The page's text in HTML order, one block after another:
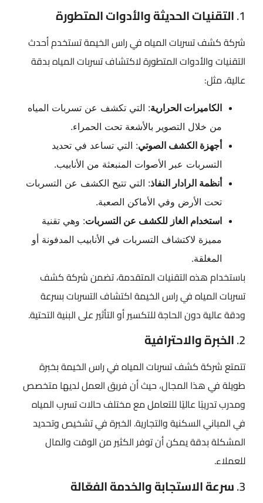
1. التقنيات الحديثة والأدوات المتطورة
شركة كشف تسربات المياه في راس الخيمة تستخدم أحدث
التقنيات والأدوات المتطورة لاكتشاف تسربات المياه بدقة
عالية، مثل:
الكاميرات الحرارية: التي تكشف عن تسربات المياه
من خلال التصوير بالأشعة تحت الحمراء.
أجهزة الكشف الصوتي: التي تساعد في تحديد
التسربات عبر الأصوات المنبعثة من الأنابيب.
أنظمة الرادار النفاذ: التي تتيح الكشف عن التسربات
تحت الأرض وفي الأماكن الصعبة.
استخدام الغاز للكشف عن التسربات: وهي تقنية
مميزة لاكتشاف التسربات في الأنابيب المدفونة أو
المغلقة.
باستخدام هذه التقنيات المتقدمة، تضمن شركة كشف
تسربات المياه في راس الخيمة اكتشاف التسربات بسرعة
ودقة عالية دون الحاجة للتكسير أو التأثير على البنية التحتية.
2. الخبرة والاحترافية
تتمتع شركة كشف تسربات المياه في راس الخيمة بخبرة
طويلة في هذا المجال، حيث أن فريق العمل لديها متخصص
ومدرب تدريبًا عاليًا للتعامل مع مختلف حالات تسرب المياه
في المباني السكنية والتجارية. الخبرة في تشخيص وتحديد
المشكلة بدقة يمكن أن توفر الكثير من الوقت والمال
للعملاء.
3. سرعة الاستجابة والخدمة الفعّالة